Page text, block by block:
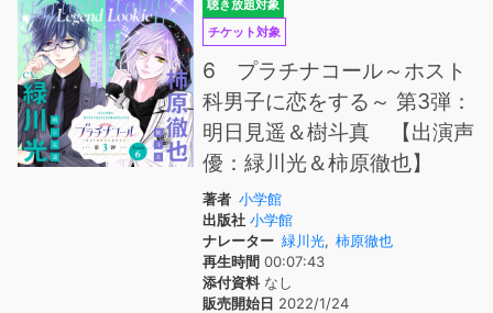
聴き放題対象
チケット対象
6 プラチナコール～ホスト
科男子に恋をする～ 第3弾：
明日見遥＆樹斗真 【出演声
優：緑川光＆柿原徹也】
著者 小学館
出版社 小学館
ナレーター 緑川光, 柿原徹也
再生時間 00:07:43
添付資料なし
販売開始日 2022/1/24